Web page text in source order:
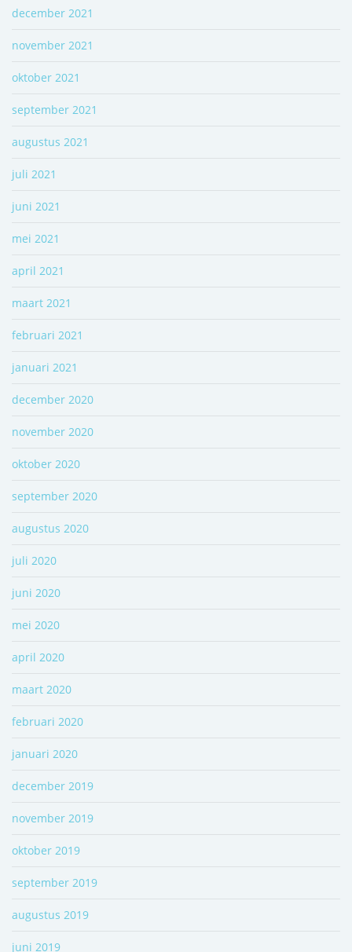
december 2021
november 2021
oktober 2021
september 2021
augustus 2021
juli 2021
juni 2021
mei 2021
april 2021
maart 2021
februari 2021
januari 2021
december 2020
november 2020
oktober 2020
september 2020
augustus 2020
juli 2020
juni 2020
mei 2020
april 2020
maart 2020
februari 2020
januari 2020
december 2019
november 2019
oktober 2019
september 2019
augustus 2019
juni 2019